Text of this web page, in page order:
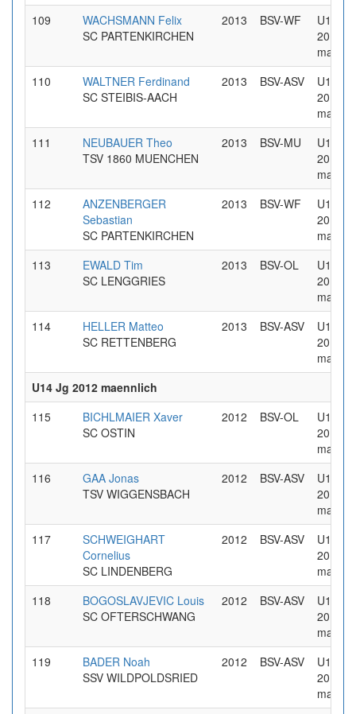
109
WACHSMANN Felix
SC PARTENKIRCHEN
2013 BSV-WF
U14 Jg
2013
110
WALTNER Ferdinand
SC STEIBIS-AACH
2013 BSV-ASV
U14 Jg
2013
111
NEUBAUER Theo
TSV 1860 MUENCHEN
2013 BSV-MU
U14 Jg
2013
112
ANZENBERGER
Sebastian
SC PARTENKIRCHEN
2013 BSV-WF
U14 Jg
2013
113
EWALD Tim
SC LENGGRIES
2013 BSV-OL
U14 Jg
2013
114
HELLER Matteo
SC RETTENBERG
2013 BSV-ASV
U14 Jg
2013
U14 Jg 2012 maennlich
115
BICHLMAIER Xaver
SC OSTIN
2012 BSV-OL
U14 Jg
2012
116
GAA Jonas
TSV WIGGENSBACH
2012 BSV-ASV
U14 Jg
2012
117
SCHWEIGHART
Cornelius
SC LINDENBERG
2012 BSV-ASV
U14 Jg
2012
118
BOGOSLAVJEVIC Louis
SC OFTERSCHWANG
2012 BSV-ASV
U14 Jg
2012
119
BADER Noah
SSV WILDPOLDSRIED
2012 BSV-ASV
U14 Jg
2012